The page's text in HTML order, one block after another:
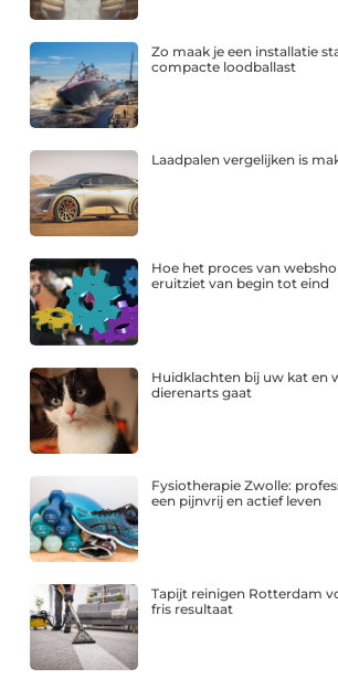
Zo maak je een installatie
compacte loodballast
Laadpalen vergelijken is
Hoe het proces van
eruitziet van begin tot eind
Huidklachten bij uw kat en
dierenarts gaat
Fysiotherapie Zwolle:
een pijnvrij en actief leven
Tapijt reinigen Rotterdam
fris resultaat